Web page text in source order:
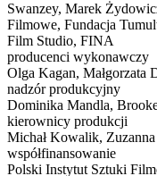
Swanzey, Marek
Filmowe, Fundacja
Film Studio, FINA
producenci wykonawczy
Olga Kagan, Małgorzata
nadzór produkcyjny
Dominika Mandla,
kierownicy produkcji
Michał Kowalik,
współfinansowanie
Polski Instytut Sztuki